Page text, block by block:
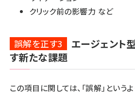
クリック前の影響力 など
誤解を正す3
エージェント
す新たな課題
この項目に関しては、「誤解」という